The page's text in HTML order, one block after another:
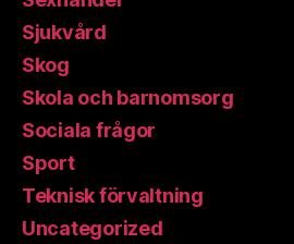
Sjukvård
Skog
Skola och barnomsorg
Sociala frågor
Sport
Teknisk förvaltning
Uncategorized